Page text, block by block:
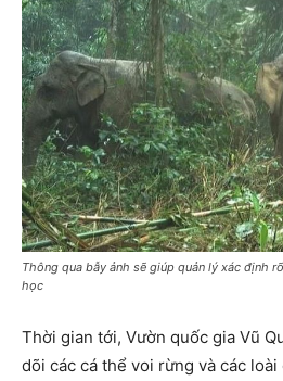
Thông qua bẫy ảnh sẽ giúp quản lý xác định
học
Thời gian tới, Vườn quốc gia Vũ
dõi các cá thể voi rừng và các